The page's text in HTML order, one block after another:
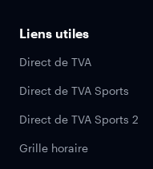
Liens utiles
Direct de TVA
Direct de TVA Sports
Direct de TVA Sports 2
Grille horaire